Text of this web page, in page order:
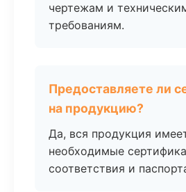
чертежам и
требованиям.
Предоставляете ли
на продукцию?
Да, вся продукция
необходимые
соответствия и